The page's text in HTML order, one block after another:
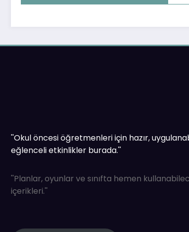
''Okul öncesi öğretmenleri için hazır,
eğlenceli etkinlikler burada.''
''Planlar, oyunlar ve sınıfta hemen
içerikleri.''